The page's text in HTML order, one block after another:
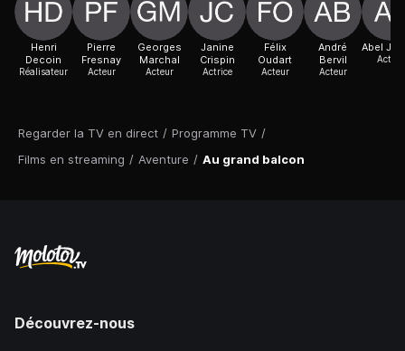
Regarder la TV en direct / Programme TV /
Films en streaming / Aventure / Au grand balcon
Henri
Decoin
Réalisateur
Pierre
Fresnay
Acteur
Georges
Marchal
Acteur
Janine
Crispin
Actrice
Félix
Oudart
Acteur
André
Bervil
Acteur
Abel
Acteur
Découvrez-nous